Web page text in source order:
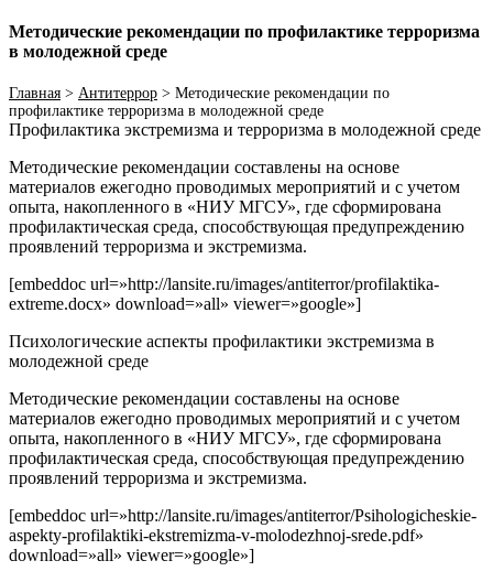
Методические рекомендации по профилактике терроризма
в молодежной среде
Главная > Антитеррор > Методические рекомендации по
профилактике терроризма в молодежной среде
Профилактика экстремизма и терроризма в молодежной среде
Методические рекомендации составлены на основе
материалов ежегодно проводимых мероприятий и с учетом
опыта, накопленного в «НИУ МГСУ», где сформирована
профилактическая среда, способствующая предупреждению
проявлений терроризма и экстремизма.
[embeddoc url=»http://lansite.ru/images/antiterror/profilaktika-
extreme.docx» download=»all» viewer=»google»]
Психологические аспекты профилактики экстремизма в
молодежной среде
Методические рекомендации составлены на основе
материалов ежегодно проводимых мероприятий и с учетом
опыта, накопленного в «НИУ МГСУ», где сформирована
профилактическая среда, способствующая предупреждению
проявлений терроризма и экстремизма.
[embeddoc url=»http://lansite.ru/images/antiterror/Psihologicheskie-
aspekty-profilaktiki-ekstremizma-v-molodezhnoj-srede.pdf»
download=»all» viewer=»google»]